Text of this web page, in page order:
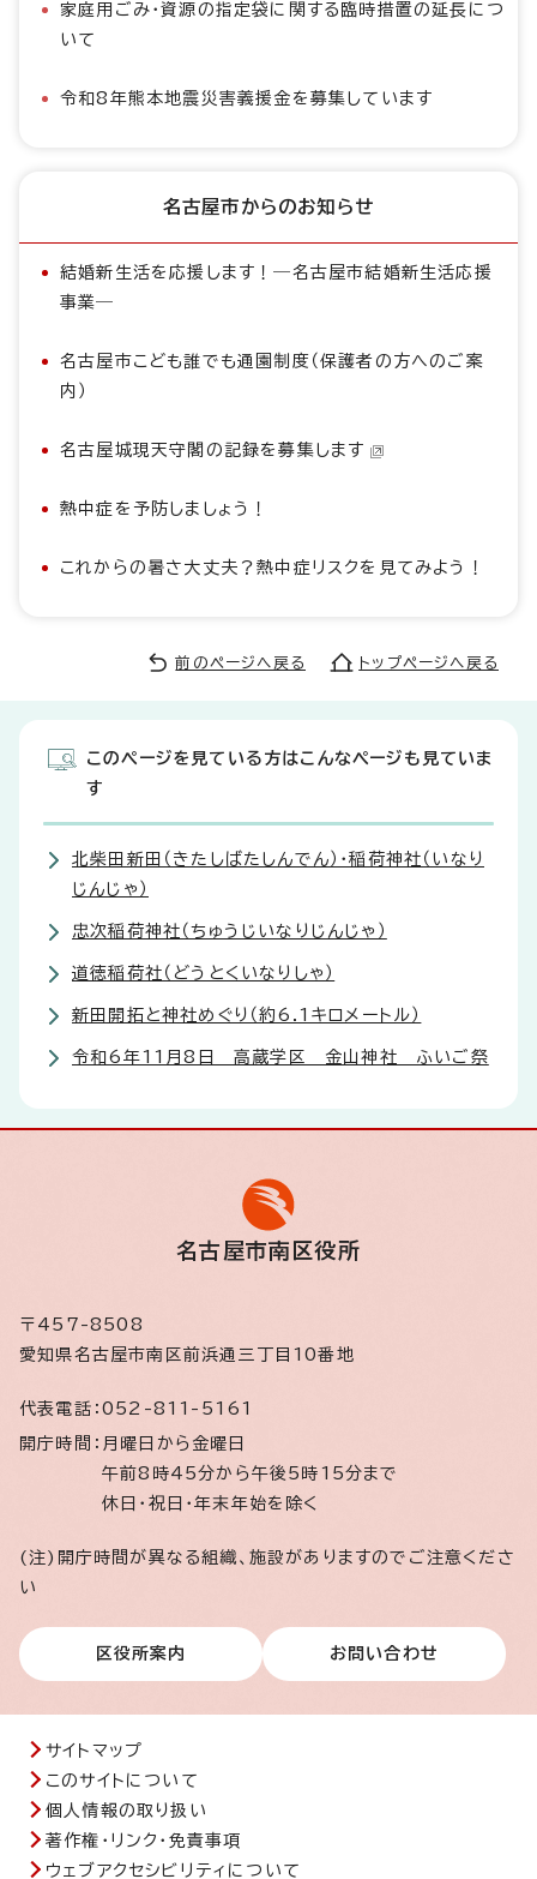
家庭用ごみ・資源の指定袋に関する臨時措置の延長につ
いて
令和8年熊本地震災害義援金を募集しています
名古屋市からのお知らせ
結婚新生活を応援します！―名古屋市結婚新生活応援
事業―
名古屋市こども誰でも通園制度（保護者の方へのご案
内）
名古屋城現天守閣の記録を募集します
熱中症を予防しましょう！
これからの暑さ大丈夫？熱中症リスクを見てみよう！
前のページへ戻る トップページへ戻る
このページを見ている方はこんなページも見ていま
す
北柴田新田（きたしばたしんでん）・稲荷神社（いなり
じんじゃ）
忠次稲荷神社（ちゅうじいなりじんじゃ）
道徳稲荷社（どうとくいなりしゃ）
新田開拓と神社めぐり（約6.1キロメートル）
令和6年11月8日 高蔵学区 金山神社 ふいご祭
名古屋市南区役所
〒457-8508
愛知県名古屋市南区前浜通三丁目10番地
代表電話： 052-811-5161
開庁時間： 月曜日から金曜日
午前8時45分から午後5時15分まで
休日・祝日・年末年始を除く
(注)開庁時間が異なる組織、施設がありますのでご注意くださ
い
区役所案内 お問い合わせ
サイトマップ
このサイトについて
個人情報の取り扱い
著作権・リンク・免責事項
ウェブアクセシビリティについて